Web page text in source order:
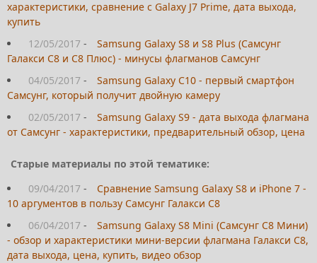
характеристики, сравнение с Galaxy J7 Prime, дата выхода,
купить
12/05/2017 -
Samsung Galaxy S8 и S8 Plus (Самсунг
Галакси С8 и С8 Плюс) - минусы флагманов Самсунг
04/05/2017 -
Samsung Galaxy C10 - первый смартфон
Самсунг, который получит двойную камеру
02/05/2017 -
Samsung Galaxy S9 - дата выхода флагмана
от Самсунг - характеристики, предварительный обзор, цена
Старые материалы по этой тематике:
09/04/2017 -
Cравнение Samsung Galaxy S8 и iPhone 7 -
10 аргументов в пользу Самсунг Галакси С8
06/04/2017 -
Samsung Galaxy S8 Mini (Самсунг С8 Мини)
- обзор и характеристики мини-версии флагмана Галакси С8,
дата выхода, цена, купить, видео обзор